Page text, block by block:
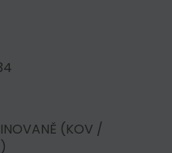
(KOV /